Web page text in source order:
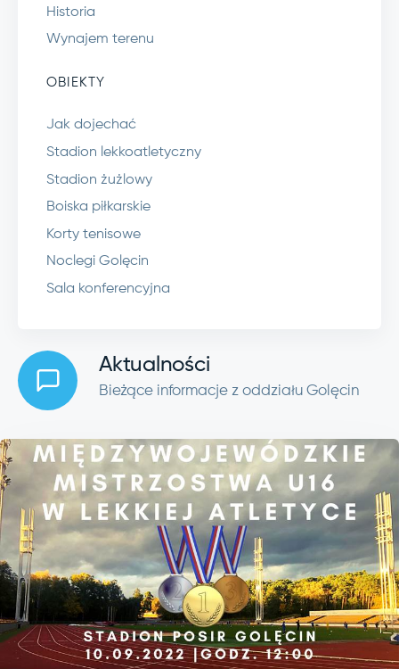
Historia
Wynajem terenu
OBIEKTY
Jak dojechać
Stadion lekkoatletyczny
Stadion żużlowy
Boiska piłkarskie
Korty tenisowe
Noclegi Golęcin
Sala konferencyjna
Aktualności
Bieżące informacje z oddziału Golęcin